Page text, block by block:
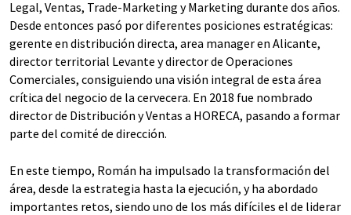
Legal, Ventas, Trade-Marketing y Marketing durante dos años.
Desde entonces pasó por diferentes posiciones estratégicas:
gerente en distribución directa, area manager en Alicante,
director territorial Levante y director de Operaciones
Comerciales, consiguiendo una visión integral de esta área
crítica del negocio de la cervecera. En 2018 fue nombrado
director de Distribución y Ventas a HORECA, pasando a formar
parte del comité de dirección.
En este tiempo, Román ha impulsado la transformación del
área, desde la estrategia hasta la ejecución, y ha abordado
importantes retos, siendo uno de los más difíciles el de liderar